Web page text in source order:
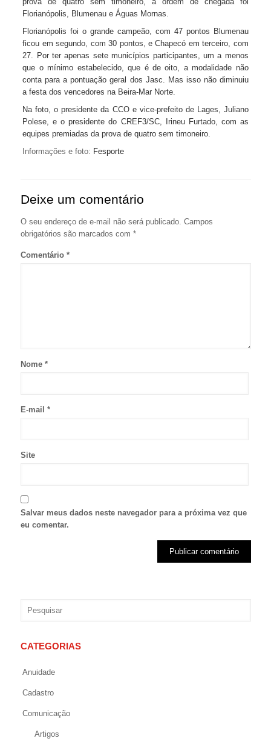
Florianópolis, Blumenau e Águas Mornas.
Florianópolis foi o grande campeão, com 47 pontos Blumenau
ficou em segundo, com 30 pontos, e Chapecó em terceiro, com
27. Por ter apenas sete municípios participantes, um a menos
que o mínimo estabelecido, que é de oito, a modalidade não
conta para a pontuação geral dos Jasc. Mas isso não diminuiu
a festa dos vencedores na Beira-Mar Norte.
Na foto, o presidente da CCO e vice-prefeito de Lages, Juliano
Polese, e o presidente do CREF3/SC, Irineu Furtado, com as
equipes premiadas da prova de quatro sem timoneiro.
Informações e foto: Fesporte
Deixe um comentário
O seu endereço de e-mail não será publicado. Campos
obrigatórios são marcados com *
Comentário *
Nome *
E-mail *
Site
Salvar meus dados neste navegador para a próxima vez que
eu comentar.
CATEGORIAS
Anuidade
Cadastro
Comunicação
Artigos